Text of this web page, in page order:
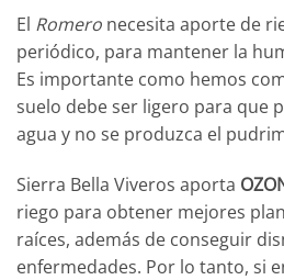
El Romero necesita aporte de
periódico, para mantener la
Es importante como hemos
suelo debe ser ligero para que
agua y no se produzca el
Sierra Bella Viveros aporta
riego para obtener mejores
raíces, además de conseguir
enfermedades. Por lo tanto, si